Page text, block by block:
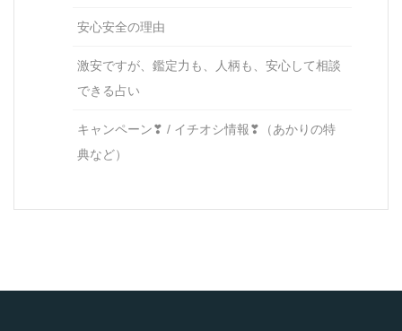
安心安全の理由
激安ですが、鑑定力も、人柄も、安心して相談
できる占い
キャンペーン❣ / イチオシ情報❣（あかりの特
典など）